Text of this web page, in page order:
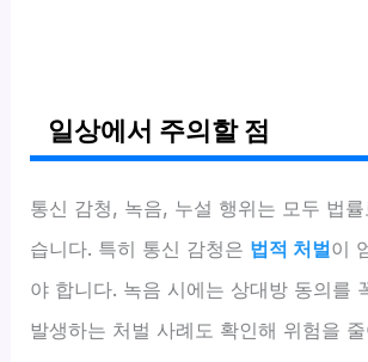
일상에서 주의할 점
통신 감청, 녹음, 누설 행위는 모두 법
습니다. 특히 통신 감청은 법적 처벌이
야 합니다. 녹음 시에는 상대방 동의를
발생하는 처벌 사례도 확인해 위험을